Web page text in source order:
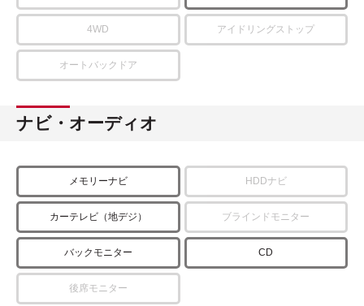
4WD アイドリングストップ
オートバックドア
ナビ・オーディオ
メモリーナビ HDDナビ
カーテレビ（地デジ） ブラインドモニター
バックモニター CD
後席モニター